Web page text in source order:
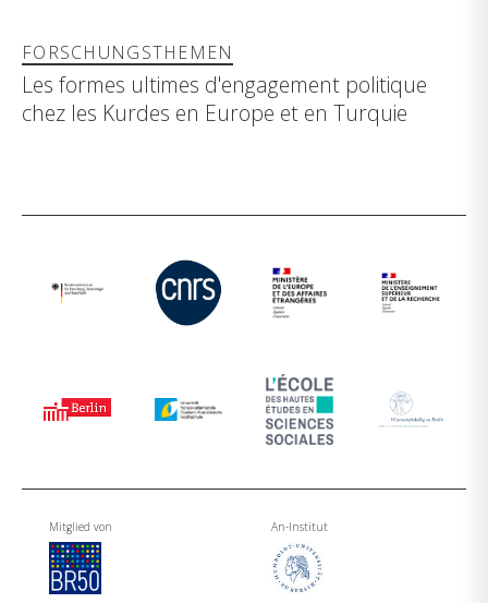
FORSCHUNGSTHEMEN
Les formes ultimes d'engagement politique
chez les Kurdes en Europe et en Turquie
Mitglied von An-Institut